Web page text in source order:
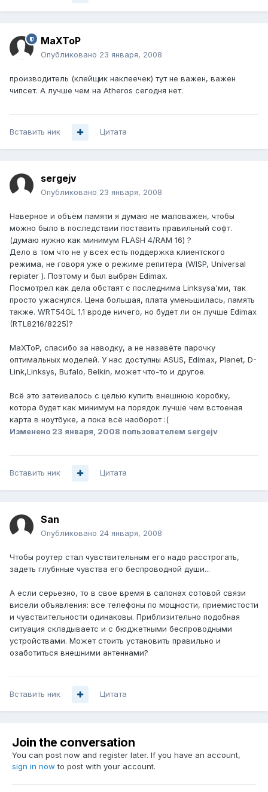
MaXToP
Опубликовано 23 января, 2008
производитель (клейщик наклеечек) тут не важен, важен
чипсет. А лучше чем на Atheros сегодня нет.
Вставить ник Цитата
sergejv
Опубликовано 23 января, 2008
Наверное и объём памяти я думаю не маловажен, чтобы
можно было в последствии поставить правильный софт.
(думаю нужно как минимум FLASH 4/RAM 16) ?
Дело в том что не у всех есть поддержка клиентского
режима, не говоря уже о режиме репитера (WISP, Universal
repiater ). Поэтому и был выбран Edimax.
Посмотрел как дела обстаят с последнима Linksysa'ми, так
просто ужаснулся. Цена большая, плата уменьшилась, память
также. WRT54GL 1.1 вроде ничего, но будет ли он лучше Edimax
(RTL8216/8225)?
MaXToP, cпасибо за наводку, а не назавёте парочку
оптимальных моделей. У нас доступны ASUS, Edimax, Planet, D-
Link,Linksys, Bufalo, Belkin, может что-то и другое.
Всё это затеивалось с целью купить внешнюю коробку,
котора будет как минимум на порядок лучше чем встоеная
карта в ноутбуке, а пока всё наоборот :(
Изменено 23 января, 2008 пользователем sergejv
Вставить ник Цитата
San
Опубликовано 24 января, 2008
Чтобы роутер стал чувствительным его надо расстрогать,
задеть глубнные чувства его беспроводной души...
А если серьезно, то в свое время в салонах сотовой связи
висели объявления: все телефоны по мощности, приемистости
и чувствительности одинаковы. Приблизительно подобная
ситуация складываетс и с бюджетными беспроводными
устройствами. Может стоить установить правильно и
озаботиться внешними антеннами?
Вставить ник Цитата
Join the conversation
You can post now and register later. If you have an account,
sign in now to post with your account.